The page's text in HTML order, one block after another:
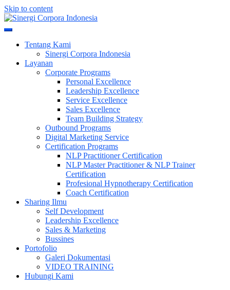
Skip to content
Sinergi Corpora Indonesia
Tentang Kami
Sinergi Corpora Indonesia
Layanan
Corporate Programs
Personal Excellence
Leadership Excellence
Service Excellence
Sales Excellence
Team Building Strategy
Outbound Programs
Digital Marketing Service
Certification Programs
NLP Practitioner Certification
NLP Master Practitioner & NLP Trainer
Certification
Profesional Hypnotherapy Certification
Coach Certification
Sharing Ilmu
Self Development
Leadership Excellence
Sales & Marketing
Bussines
Portofolio
Galeri Dokumentasi
VIDEO TRAINING
Hubungi Kami